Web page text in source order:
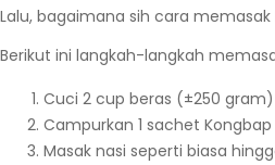
Lalu, bagaimana sih cara memasak
Berikut ini langkah-langkah
Cuci 2 cup beras (±250
Campurkan 1 sachet Kongbap
Masak nasi seperti biasa